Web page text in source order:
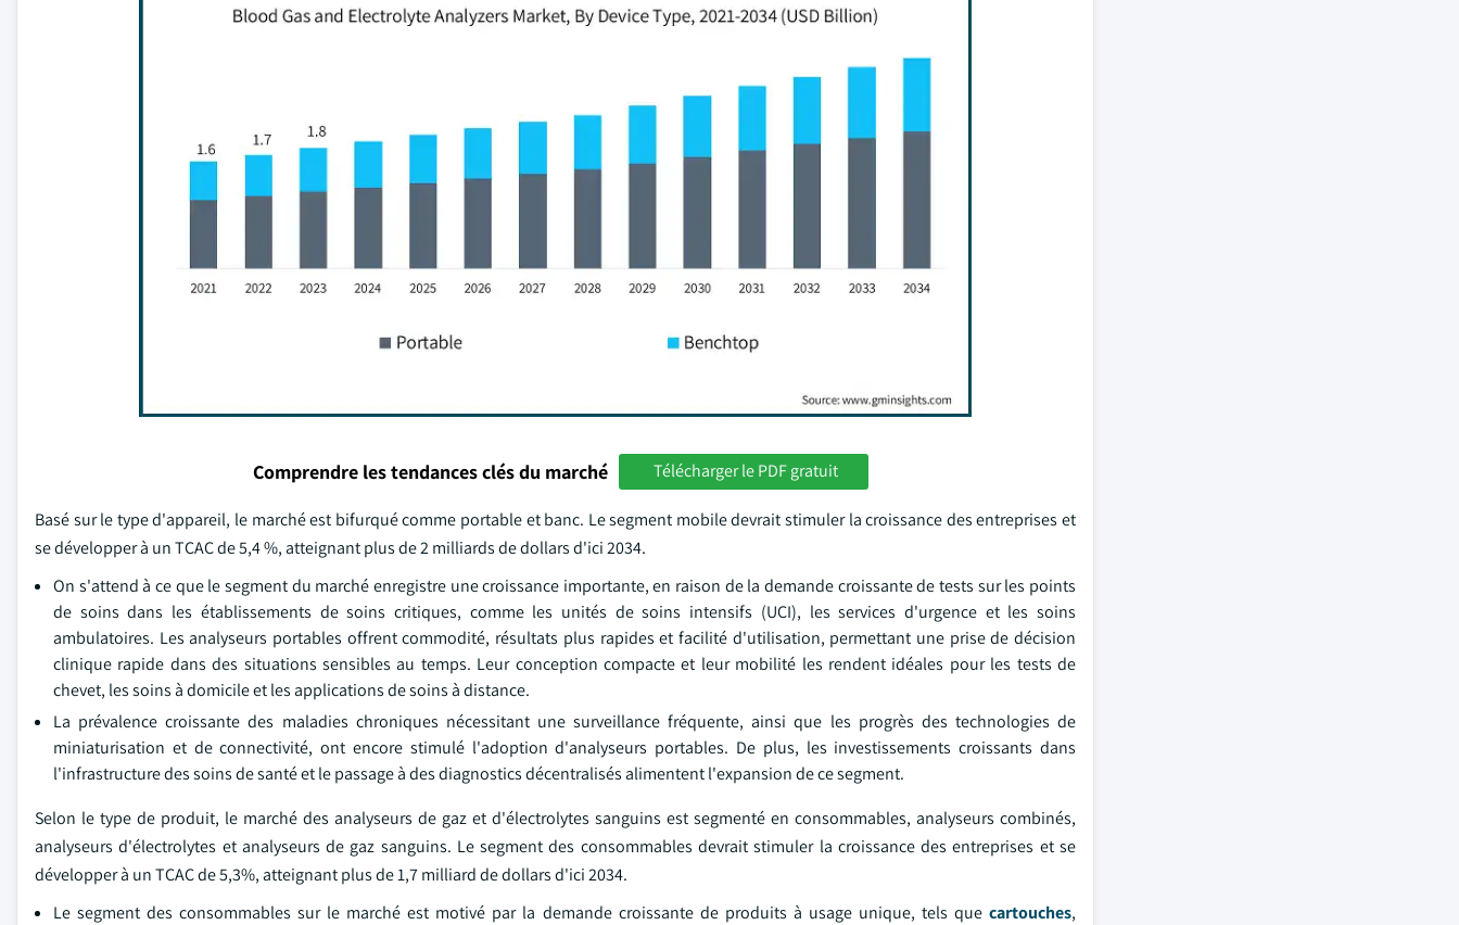
Comprendre les tendances clés du marché Télécharger le PDF gratuit
Basé sur le type d'appareil, le marché est bifurqué comme portable et banc. Le segment mobile devrait stimuler la croissance des entreprises et
se développer à un TCAC de 5,4 %, atteignant plus de 2 milliards de dollars d'ici 2034.
On s'attend à ce que le segment du marché enregistre une croissance importante, en raison de la demande croissante de tests sur les points
de soins dans les établissements de soins critiques, comme les unités de soins intensifs (UCI), les services d'urgence et les soins
ambulatoires. Les analyseurs portables offrent commodité, résultats plus rapides et facilité d'utilisation, permettant une prise de décision
clinique rapide dans des situations sensibles au temps. Leur conception compacte et leur mobilité les rendent idéales pour les tests de
chevet, les soins à domicile et les applications de soins à distance.
La prévalence croissante des maladies chroniques nécessitant une surveillance fréquente, ainsi que les progrès des technologies de
miniaturisation et de connectivité, ont encore stimulé l'adoption d'analyseurs portables. De plus, les investissements croissants dans
l'infrastructure des soins de santé et le passage à des diagnostics décentralisés alimentent l'expansion de ce segment.
Selon le type de produit, le marché des analyseurs de gaz et d'électrolytes sanguins est segmenté en consommables, analyseurs combinés,
analyseurs d'électrolytes et analyseurs de gaz sanguins. Le segment des consommables devrait stimuler la croissance des entreprises et se
développer à un TCAC de 5,3%, atteignant plus de 1,7 milliard de dollars d'ici 2034.
Le segment des consommables sur le marché est motivé par la demande croissante de produits à usage unique, tels que cartouches,